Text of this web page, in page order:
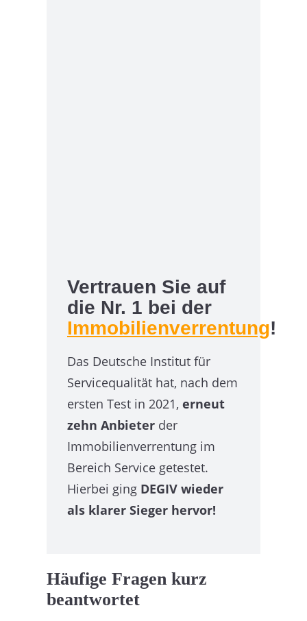
Vertrauen Sie auf
die Nr. 1 bei der
Immobilienverrentung!
Das Deutsche Institut für
Servicequalität hat, nach dem
ersten Test in 2021, erneut
zehn Anbieter der
Immobilienverrentung im
Bereich Service getestet.
Hierbei ging DEGIV wieder
als klarer Sieger hervor!
Häufige Fragen kurz
beantwortet